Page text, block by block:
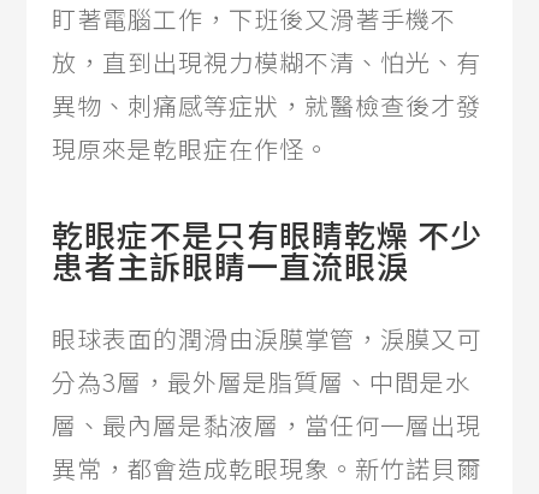
盯著電腦工作，下班後又滑著手機不
放，直到出現視力模糊不清、怕光、有
異物、刺痛感等症狀，就醫檢查後才發
現原來是乾眼症在作怪。
乾眼症不是只有眼睛乾燥 不少
患者主訴眼睛一直流眼淚
眼球表面的潤滑由淚膜掌管，淚膜又可
分為3層，最外層是脂質層、中間是水
層、最內層是黏液層，當任何一層出現
異常，都會造成乾眼現象。新竹諾貝爾